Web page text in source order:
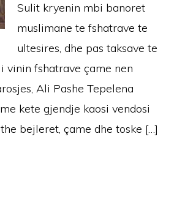
Sulit kryenin mbi banoret
muslimane te fshatrave te
ultesires, dhe pas taksave te
vinin fshatrave çame nen
Ali Pashe Tepelena
kete gjendje kaosi vendosi
bejleret, çame dhe toske […]